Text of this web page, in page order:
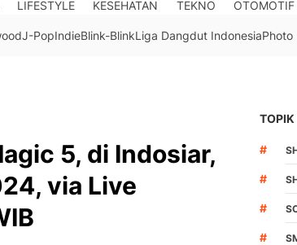
LIFESTYLE KESEHATAN TEKNO OTOMOTIF
J-PopIndieBlink-BlinkLiga Dangdut IndonesiaPhoto
5, di Indosiar,
via Live
TOPIK
#
#
#
#